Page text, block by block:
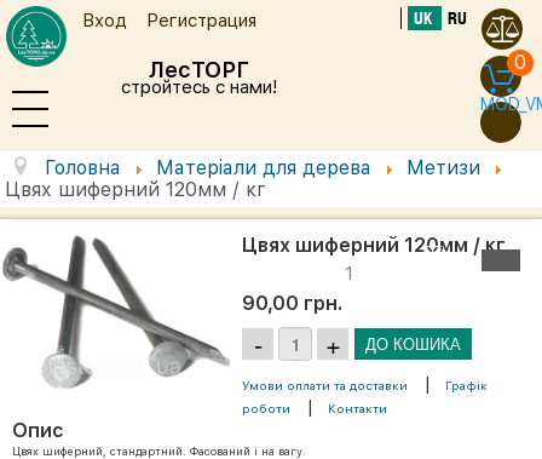
ЛесТОРГ
стройтесь с нами!
Вход Регистрация UK RU
0
Головна Матеріали для дерева
Метизи
Цвях шиферний 120мм / кг
Цвях шиферний 120мм / кг
1
90,00 грн.
Умови оплати та доставки |
Графік
роботи
| Контакти
Опис
Цвях шиферний, стандартний. Фасований і на вагу.